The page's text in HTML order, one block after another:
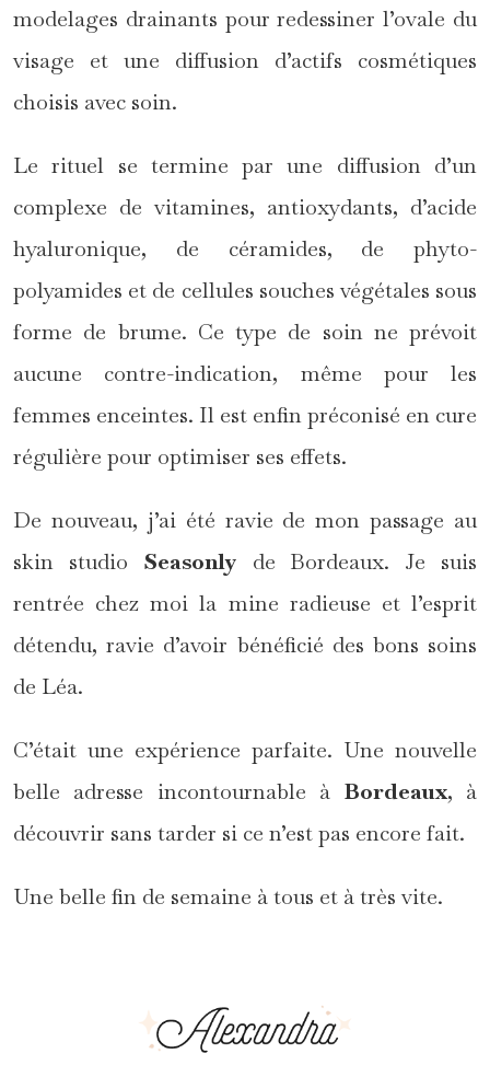
modelages drainants pour redessiner l’ovale du
visage et une diffusion d’actifs cosmétiques
choisis avec soin.
Le rituel se termine par une diffusion d’un
complexe de vitamines, antioxydants, d’acide
hyaluronique, de céramides, de phyto-
polyamides et de cellules souches végétales sous
forme de brume. Ce type de soin ne prévoit
aucune contre-indication, même pour les
femmes enceintes. Il est enfin préconisé en cure
régulière pour optimiser ses effets.
De nouveau, j’ai été ravie de mon passage au
skin studio Seasonly de Bordeaux. Je suis
rentrée chez moi la mine radieuse et l’esprit
détendu, ravie d’avoir bénéficié des bons soins
de Léa.
C’était une expérience parfaite. Une nouvelle
belle adresse incontournable à Bordeaux, à
découvrir sans tarder si ce n’est pas encore fait.
Une belle fin de semaine à tous et à très vite.